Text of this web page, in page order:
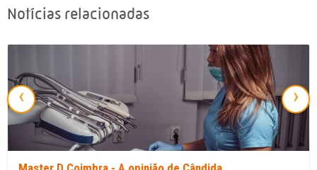
Notícias relacionadas
‹ ›